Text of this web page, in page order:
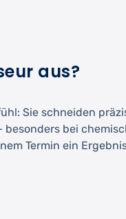
aus?
Sie schneiden
bei
Termin ein